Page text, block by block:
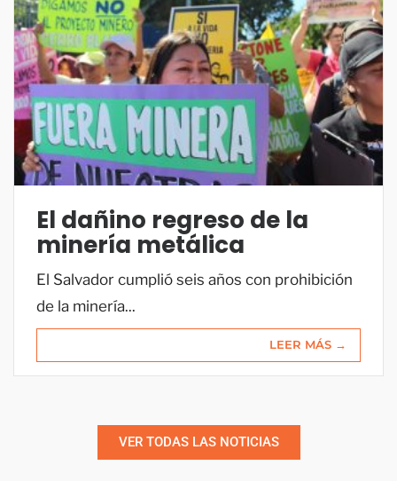
El dañino regreso de la
minería metálica
El Salvador cumplió seis años con prohibición
de la minería...
LEER MÁS →
VER TODAS LAS NOTICIAS